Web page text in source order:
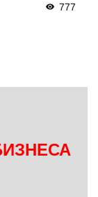
777